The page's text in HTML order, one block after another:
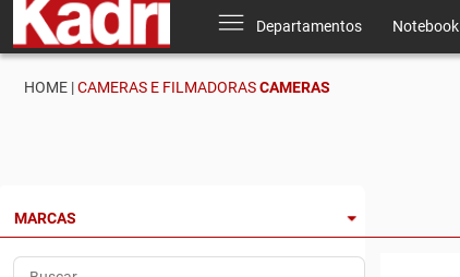
Departamentos Notebook
HOME |CAMERAS E FILMADORASCAMERAS
MARCAS